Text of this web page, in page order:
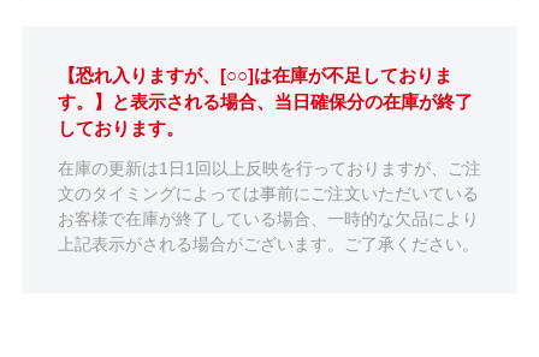
【恐れ入りますが、[○○]は在庫が不足しておりま
す。】と表示される場合、当日確保分の在庫が終了
しております。
在庫の更新は1日1回以上反映を行っておりますが、ご注
文のタイミングによっては事前にご注文いただいている
お客様で在庫が終了している場合、一時的な欠品により
上記表示がされる場合がございます。ご了承ください。